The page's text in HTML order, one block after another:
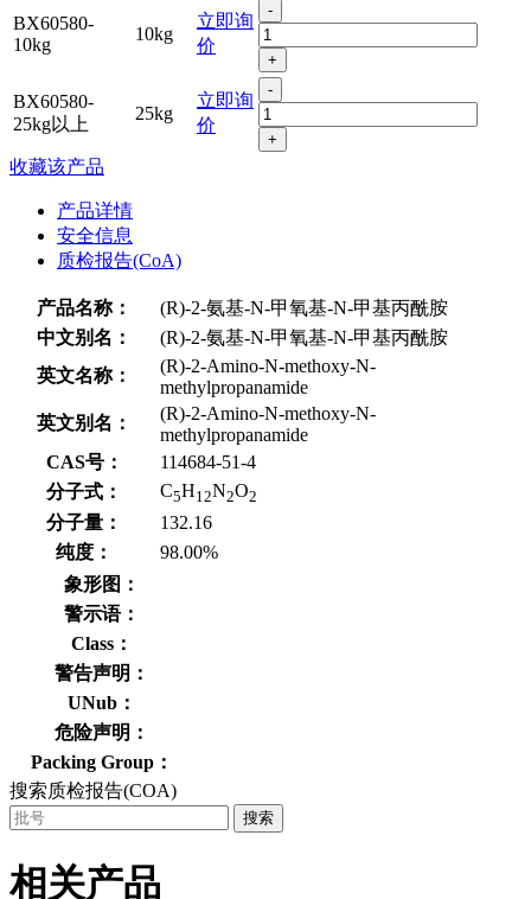
BX60580-
10kg
10kg
立即询
价
-
+
BX60580-
25kg以上
25kg
立即询
价
-
+
收藏该产品
产品详情
安全信息
质检报告(CoA)
产品名称：
(R)-2-氨基-N-甲氧基-N-甲基丙酰胺
中文别名：
(R)-2-氨基-N-甲氧基-N-甲基丙酰胺
英文名称：
(R)-2-Amino-N-methoxy-N-
methylpropanamide
英文别名：
(R)-2-Amino-N-methoxy-N-
methylpropanamide
CAS号：
114684-51-4
分子式：
C5H12N2O2
分子量：
132.16
纯度：
98.00%
象形图：
警示语：
Class：
警告声明：
UNub：
危险声明：
Packing Group：
搜索质检报告(COA)
搜索
相关产品